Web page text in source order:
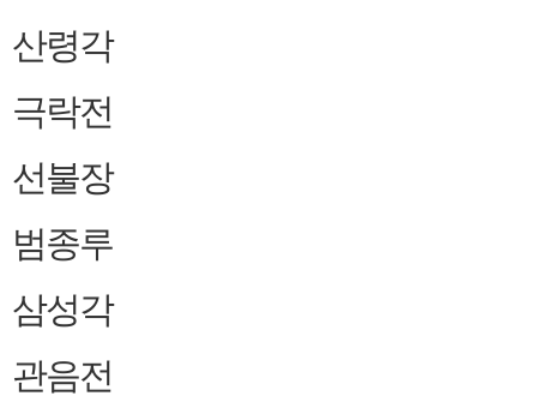
산령각
극락전
선불장
범종루
삼성각
관음전